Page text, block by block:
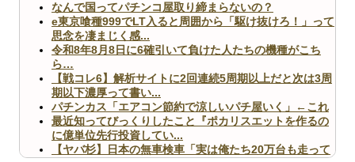
なんで国ってパチンコ屋取り締まらないの？
e東京喰種999でLT入ると周囲から「駆け抜けろ！」って
思念を凄まじく感...
令和8年8月8日に6確引いて負けた人たちの機種がこち
ら…
【戦コレ6】解析サイトに2回連続5周期以上だと次は3周
期以下濃厚って書い...
パチンカス「エアコン節約で涼しいパチ屋いく」←これ
最近知ってびっくりしたこと『ポカリスエットを作るの
に億単位先行投資してい...
【ヤバ杉】日本の無車検車「実は俺たち20万台も走って